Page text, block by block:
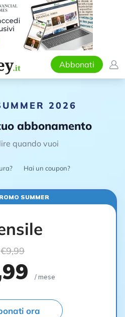
Abbonati
2026
abbonamento
quando vuoi
Hai un coupon?
SUMMER
€9,99
/ mese
ora